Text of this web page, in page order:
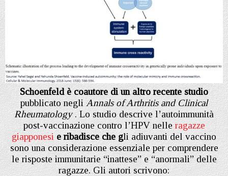
Schoenfeld è coautore di un altro recente studio
pubblicato negliAnnals of Arthritis and Clinical
Rheumatology. Lo studio descrive l’autoimmunità
post-vaccinazione contro l’HPV nelleragazze
giapponesie ribadisce che gli adiuvanti del vaccino
sono una considerazione essenziale per comprendere
le risposte immunitarie “inattese” e “anormali” delle
ragazze. Gli autori scrivono: